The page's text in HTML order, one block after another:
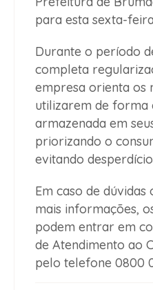
para esta sexta-
Durante o período
completa
empresa orienta os
utilizarem de forma
armazenada em
priorizando o
evitando
Em caso de dúvidas
mais informações,
podem entrar em
de Atendimento ao
pelo telefone 0800